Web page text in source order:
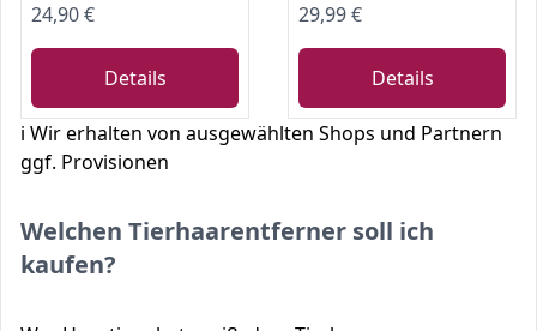
24,90 €
Details
29,99 €
Details
ℹ️ Wir erhalten von ausgewählten Shops und Partnern
ggf. Provisionen
Welchen Tierhaarentferner soll ich
kaufen?